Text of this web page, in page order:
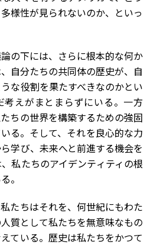
様性が見られないのか、といっ
の下には、さらに根本的な何か
自分たちの共同体の歴史が、自
な役割を果たすべきなのかとい
考えがまとまらずにいる。一方
ちの世界を構築するための強固
る。そして、それを良心的な力
学び、未来へと前進する機会を
私たちのアイデンティティの根
。
たちはそれを、何世紀にもわた
質として私たちを無意味なもの
ている。歴史は私たちをかつて